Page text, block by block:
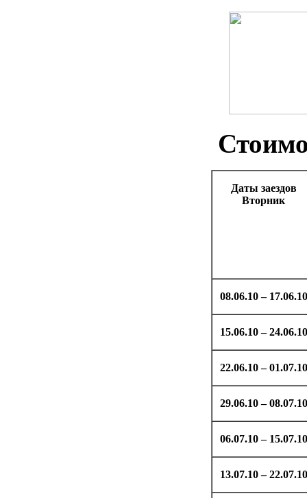
Даты заездов
Вторник
08.06.10 – 17.06.10
15.06.10 – 24.06.10
22.06.10 – 01.07.10
29.06.10 – 08.07.10
06.07.10 – 15.07.10
13.07.10 – 22.07.10